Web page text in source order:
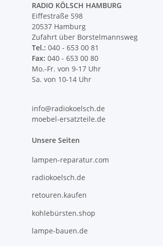
RADIO KÖLSCH HAMBURG
Eiffestraße 598
20537 Hamburg
Zufahrt über Borstelmannsweg
Tel.: 040 - 653 00 81
Fax: 040 - 653 00 80
Mo.-Fr. von 9-17 Uhr
Sa. von 10-14 Uhr
info@radiokoelsch.de
moebel-ersatzteile.de
Unsere Seiten
lampen-reparatur.com
radiokoelsch.de
retouren.kaufen
kohlebürsten.shop
lampe-bauen.de